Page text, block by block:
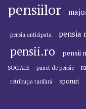
pensiilor
pensia anticipata pensia
pensii.ro pensii
SOCIALE
punct de pensie
retribuția tarifară
sporuri